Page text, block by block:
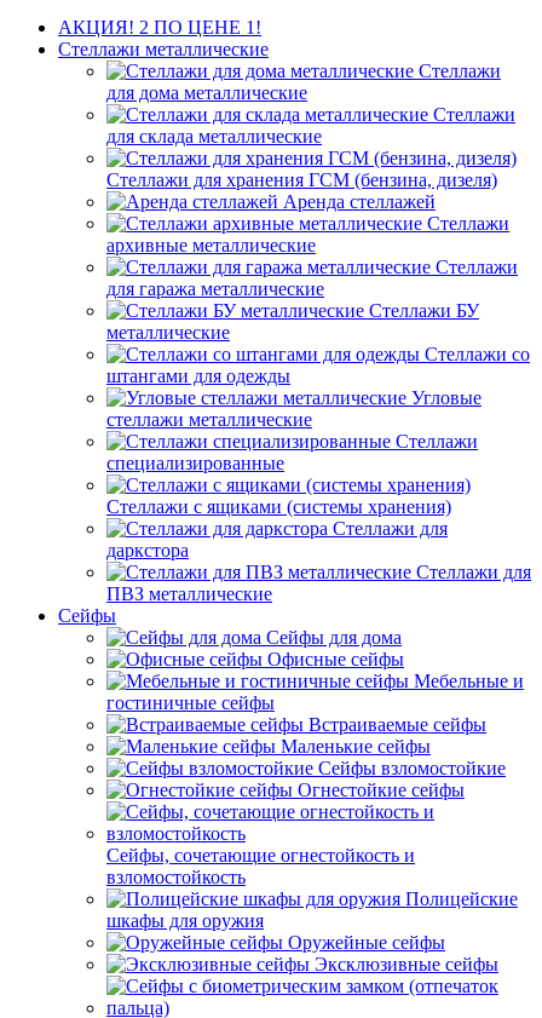
АКЦИЯ! 2 ПО ЦЕНЕ 1!
Стеллажи металлические
Стеллажи
для дома металлические
Стеллажи
для склада металлические
Стеллажи для хранения ГСМ (бензина, дизеля)
Аренда стеллажей
Стеллажи
архивные металлические
Стеллажи
для гаража металлические
Стеллажи БУ
металлические
Стеллажи со
штангами для одежды
Угловые
стеллажи металлические
Стеллажи
специализированные
Стеллажи с ящиками (системы хранения)
Стеллажи для
даркстора
Стеллажи для
ПВЗ металлические
Сейфы
Сейфы для дома
Офисные сейфы
Мебельные и
гостиничные сейфы
Встраиваемые сейфы
Маленькие сейфы
Сейфы взломостойкие
Огнестойкие сейфы
Сейфы, сочетающие огнестойкость и
взломостойкость
Полицейские
шкафы для оружия
Оружейные сейфы
Эксклюзивные сейфы